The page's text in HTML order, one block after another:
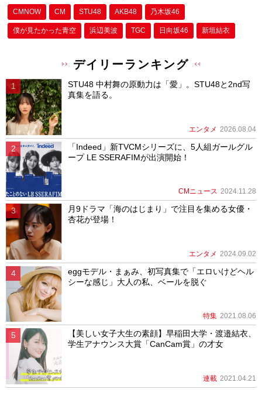
CMNOW CM STU48 AKB48 乃木坂46
僕が⾒たかった⻘空 浜辺美波 TGC 日向坂46 新垣結衣
デイリーランキング
STU48 中村舞の原動力は「愛」。STU48と2nd写
真集を語る。
エンタメ 2026.08.04
「Indeed」新TVCMシリーズに、5人組ガールグル
ープ LE SSERAFIMが出演開始！
CMニュース 2024.11.28
月9ドラマ「海のはじまり」で注目を集める女優・
杏花が登場！
エンタメ 2024.09.02
eggモデル・まぁみ、初写真集で「エロいけどヘル
シーな感じ」大人の私、ベールを脱ぐ
特集 2021.08.06
【美しい女子大生の素顔】早稲田大学・渡邉結衣、
学生アナウンス大賞「CanCam賞」の才女
連載 2021.04.21